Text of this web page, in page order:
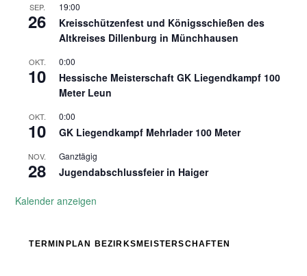
SEP.
26
19:00
Kreisschützenfest und Königsschießen des
Altkreises Dillenburg in Münchhausen
OKT.
10
0:00
Hessische Meisterschaft GK Liegendkampf 100
Meter Leun
OKT.
10
0:00
GK Liegendkampf Mehrlader 100 Meter
NOV.
28
Ganztägig
Jugendabschlussfeier in Haiger
Kalender anzeigen
TERMINPLAN BEZIRKSMEISTERSCHAFTEN